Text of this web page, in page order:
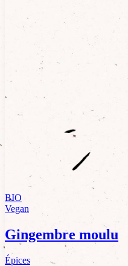
BIO
Vegan
Gingembre moulu
Épices